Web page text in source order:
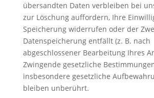
übersandten Daten verbleiben bei
zur Löschung auffordern, Ihre
Speicherung widerrufen oder der
Datenspeicherung entfällt (z. B. nach
abgeschlossener Bearbeitung Ihres
Zwingende gesetzliche
insbesondere gesetzliche
bleiben unberührt.